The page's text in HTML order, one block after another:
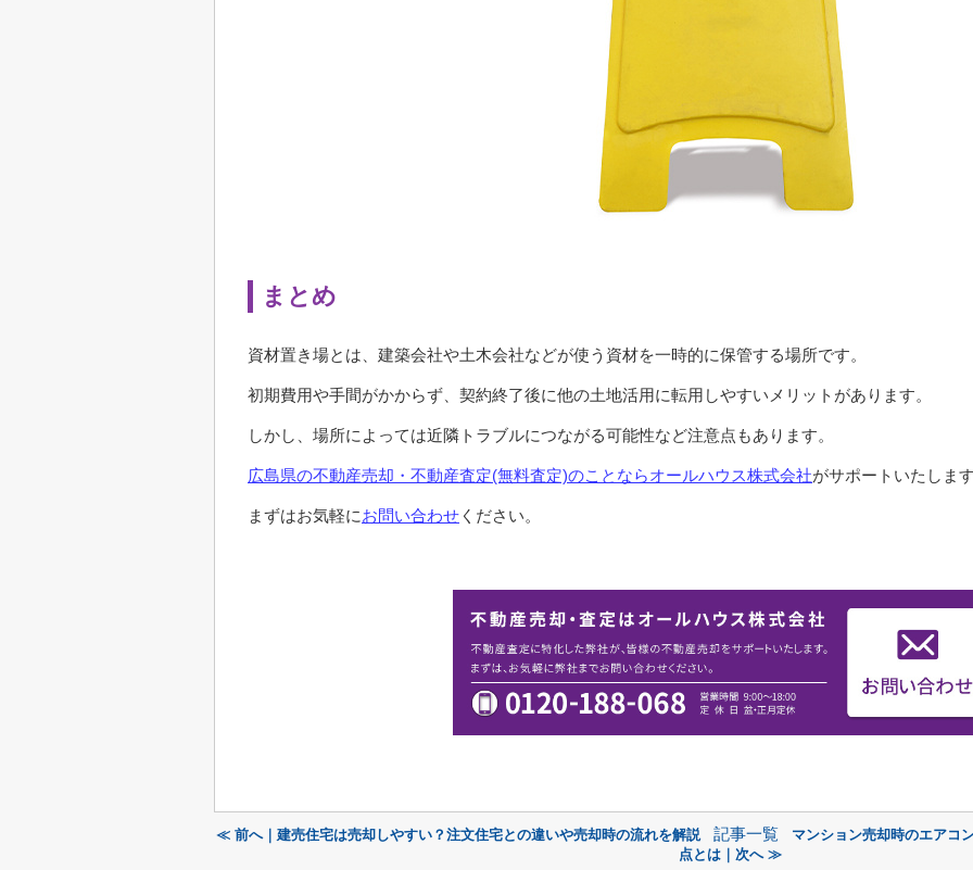
まとめ
資材置き場とは、建築会社や土木会社などが使う資材を一時的に保管する場所です。
初期費用や手間がかからず、契約終了後に他の土地活用に転用しやすいメリットがあります。
しかし、場所によっては近隣トラブルにつながる可能性など注意点もあります。
広島県の不動産売却・不動産査定(無料査定)のことならオールハウス株式会社がサポートいたしま
まずはお気軽にお問い合わせ ください。
≪ 前へ｜建売住宅は売却しやすい？注文住宅との違いや売却時の流れを解説 記事一覧
マンション売却時のエアコ
点とは｜次へ ≫